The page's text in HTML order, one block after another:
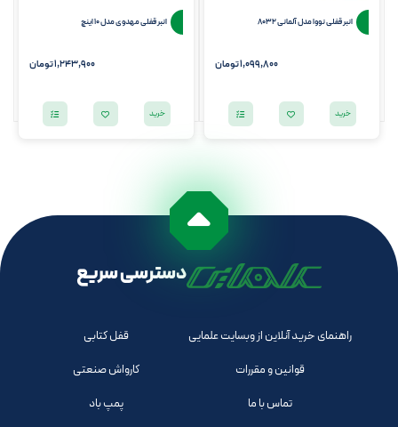
انبر قفلی نووا مدل آلمانی 8032
1,099,800تومان
خرید
انبر قفلی مهدوی مدل 10 اینچ
1,243,900تومان
خرید
دسترسی سریع
راهنمای خرید آنلاین از وبسایت علمایی
قوانین و مقررات
تماس با ما
قفل کتابی
کارواش صنعتی
پمپ باد